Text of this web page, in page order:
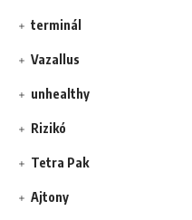
terminál
Vazallus
unhealthy
Rizikó
Tetra Pak
Ajtony